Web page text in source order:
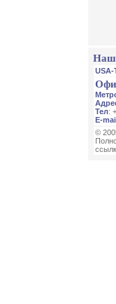
USA-
Тел:
E-
©